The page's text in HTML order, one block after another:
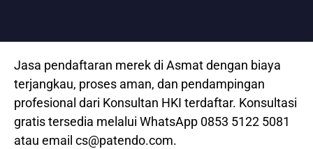
Jasa pendaftaran merek di Asmat dengan biaya
terjangkau, proses aman, dan pendampingan
profesional dari Konsultan HKI terdaftar. Konsultasi
gratis tersedia melalui WhatsApp 0853 5122 5081
atau email cs@patendo.com.